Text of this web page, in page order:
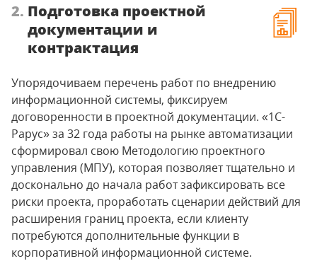
2. Подготовка проектной
документации и
контрактация
Упорядочиваем перечень работ по внедрению
информационной системы, фиксируем
договоренности в проектной документации. «1С-
Рарус» за 32 года работы на рынке автоматизации
сформировал свою Методологию проектного
управления (МПУ), которая позволяет тщательно и
досконально до начала работ зафиксировать все
риски проекта, проработать сценарии действий для
расширения границ проекта, если клиенту
потребуются дополнительные функции в
корпоративной информационной системе.